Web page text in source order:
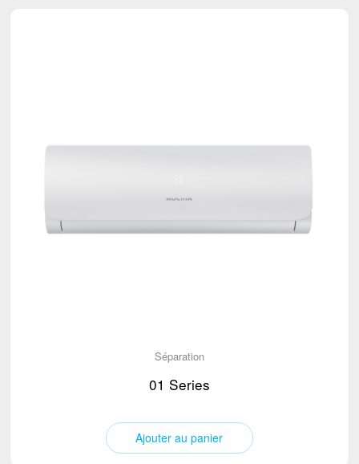
Séparation
01 Series
Ajouter au panier